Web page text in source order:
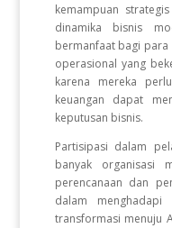
kemampuan
dinamika bisnis
bermanfaat bagi
operasional yang
karena mereka
keuangan dapat
keputusan bisnis.
Partisipasi dalam
banyak organisasi
perencanaan dan
dalam
transformasi menuju